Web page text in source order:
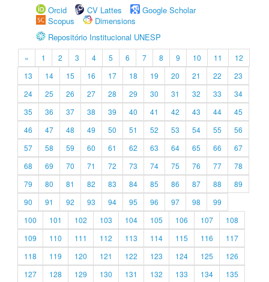
Orcid
CV Lattes
Google Scholar
Scopus
Dimensions
Repositório Institucional UNESP
« 1 2 3 4 5 6 7 8 9 10 11
12
13
14 15 16 17 18 19 20 21 22
23
24
25 26 27 28 29 30 31 32 33
34
35
36 37 38 39 40 41 42 43 44
45
46
47 48 49 50 51 52 53 54 55
56
57
58 59 60 61 62 63 64 65 66
67
68
69 70 71 72 73 74 75 76 77
78
79
80 81 82 83 84 85 86 87 88
89
90
91 92 93 94 95 96 97 98
99
100
101 102 103 104 105 106 107
108
109
110 111 112 113 114 115 116
117
118
119 120 121 122 123 124 125
126
127
128 129 130 131 132 133 134
135